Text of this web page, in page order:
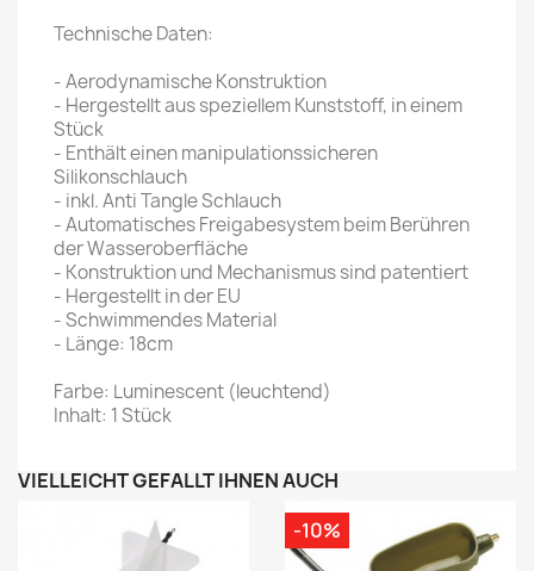
Technische Daten:
- Aerodynamische Konstruktion
- Hergestellt aus speziellem Kunststoff, in einem
Stück
- Enthält einen manipulationssicheren
Silikonschlauch
- inkl. Anti Tangle Schlauch
- Automatisches Freigabesystem beim Berühren
der Wasseroberfläche
- Konstruktion und Mechanismus sind patentiert
- Hergestellt in der EU
- Schwimmendes Material
- Länge: 18cm
Farbe: Luminescent (leuchtend)
Inhalt: 1 Stück
VIELLEICHT GEFÄLLT IHNEN AUCH
-10%